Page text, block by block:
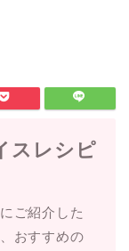
スレシピ
ご紹介した
おすすめの